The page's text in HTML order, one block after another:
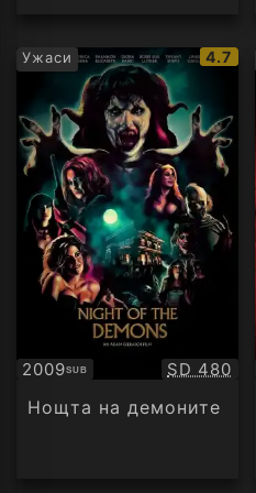
Ужаси
IMDb
4.7
2009SUB
Субтитри Качество:
SD 480
Нощта на демоните